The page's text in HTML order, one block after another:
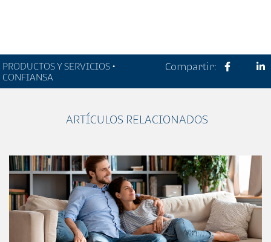
PRODUCTOS Y SERVICIOS •
CONFIANSA
Compartir:
ARTÍCULOS RELACIONADOS